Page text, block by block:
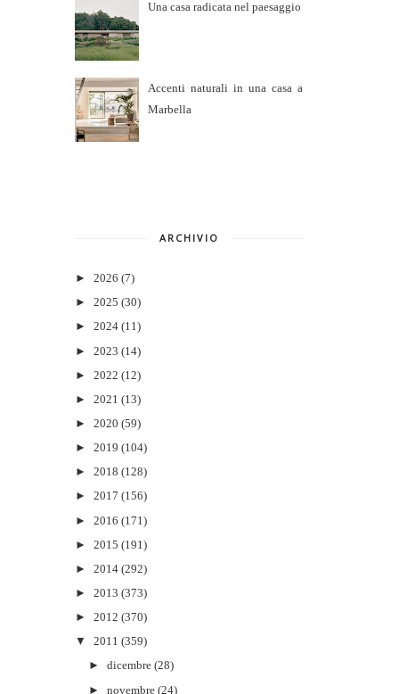
Una casa radicata nel paesaggio
Accenti naturali in una casa a
Marbella
ARCHIVIO
► 2026 (7)
► 2025 (30)
► 2024 (11)
► 2023 (14)
► 2022 (12)
► 2021 (13)
► 2020 (59)
► 2019 (104)
► 2018 (128)
► 2017 (156)
► 2016 (171)
► 2015 (191)
► 2014 (292)
► 2013 (373)
► 2012 (370)
▼
2011 (359)
►dicembre (28)
►novembre (24)